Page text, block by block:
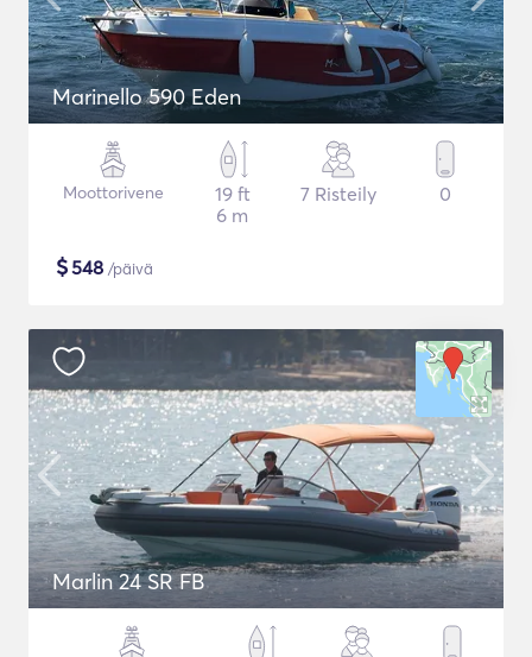
Marinello 590 Eden
Moottorivene
19 ft
6 m
7 Risteily 0
$548 /päivä
Marlin 24 SR FB